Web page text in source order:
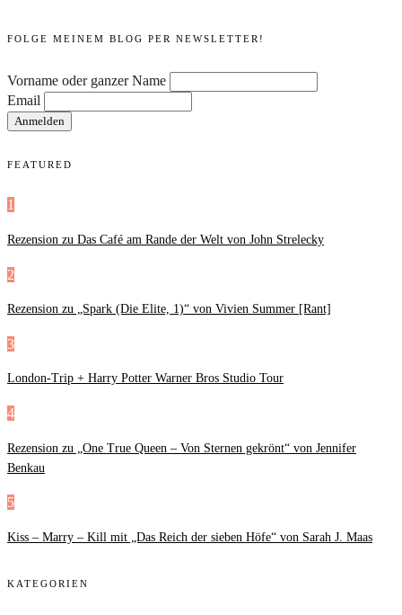
FOLGE MEINEM BLOG PER NEWSLETTER!
Vorname oder ganzer Name
Email
FEATURED
1
Rezension zu Das Café am Rande der Welt von John Strelecky
2
Rezension zu „Spark (Die Elite, 1)“ von Vivien Summer [Rant]
3
London-Trip + Harry Potter Warner Bros Studio Tour
4
Rezension zu „One True Queen – Von Sternen gekrönt“ von Jennifer
Benkau
5
Kiss – Marry – Kill mit „Das Reich der sieben Höfe“ von Sarah J. Maas
KATEGORIEN